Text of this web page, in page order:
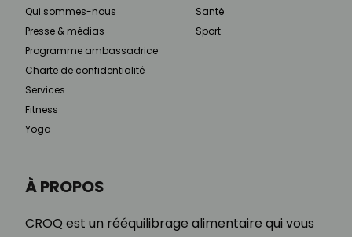
À PROPOS
CROQ est un rééquilibrage alimentaire qui vous
Qui sommes-nous
Presse & médias
Programme ambassadrice
Charte de confidentialité
Services
Fitness
Yoga
Santé
Sport